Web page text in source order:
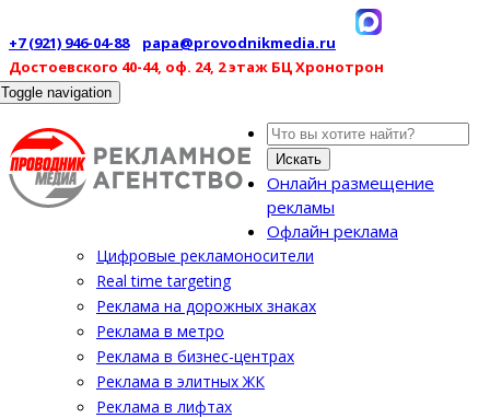
+7 (921) 946-04-88
papa@provodnikmedia.ru
Достоевского 40-44, оф. 24, 2 этаж БЦ Хронотрон
Toggle navigation
Искать
Онлайн размещение
рекламы
Офлайн реклама
Цифровые рекламоносители
Real time targeting
Реклама на дорожных знаках
Реклама в метро
Реклама в бизнес-центрах
Реклама в элитных ЖК
Реклама в лифтах